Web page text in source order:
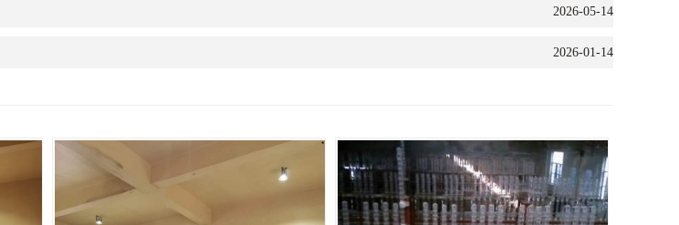
2026-05-14
2026-01-14